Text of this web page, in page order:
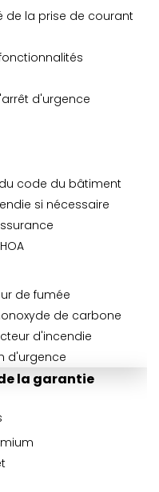
de la prise de courant
d'urgence
code du bâtiment
si nécessaire
de fumée
de carbone
d'incendie
d'urgence
la garantie